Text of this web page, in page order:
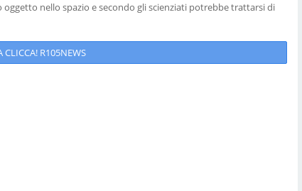
nello spazio e secondo gli scienziati potrebbe trattarsi di
R105NEWS